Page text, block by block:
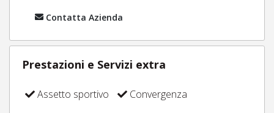
Contatta Azienda
Prestazioni e Servizi extra
Assetto sportivo
Convergenza